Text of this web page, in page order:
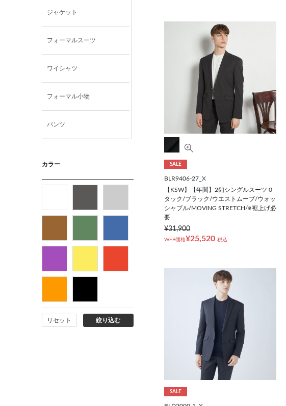
ジャケット
フォーマルスーツ
ワイシャツ
フォーマル小物
パンツ
カジュアルシャツ
フォーマルタイ
バッグ
カラー
リセット 絞り込む
SALE
BLR9406-27_X
【KSW】【年間】2釦シングルスーツ 0
タック/ブラック/ウエストムーブ/ウォッ
シャブル/MOVING STRETCH/※裾上げ必
要
¥31,900
WEB価格¥25,520 税込
SALE